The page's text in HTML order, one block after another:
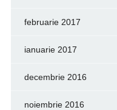
februarie 2017
ianuarie 2017
decembrie 2016
noiembrie 2016